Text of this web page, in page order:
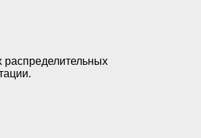
распределительных